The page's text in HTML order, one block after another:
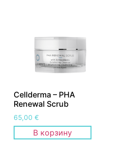
Cellderma – PHA
Renewal Scrub
65,00€
В корзину